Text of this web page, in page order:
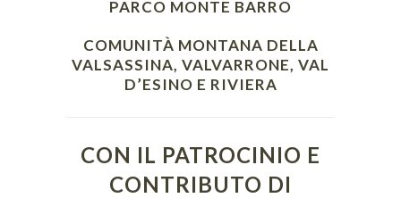
PARCO MONTE BARRO
COMUNITÀ MONTANA DELLA
VALSASSINA, VALVARRONE, VAL
D’ESINO E RIVIERA
CON IL PATROCINIO E
CONTRIBUTO DI